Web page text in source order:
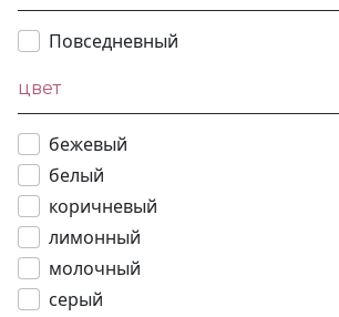
Повседневный
цвет
бежевый
белый
коричневый
лимонный
молочный
серый